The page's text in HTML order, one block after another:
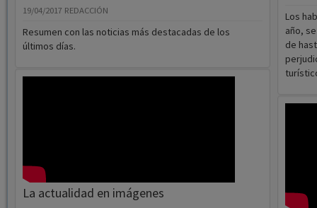
19/04/2017 REDACCIÓN
Resumen con las noticias más destacadas de los
últimos días.
La actualidad en imágenes
Los
año,
de